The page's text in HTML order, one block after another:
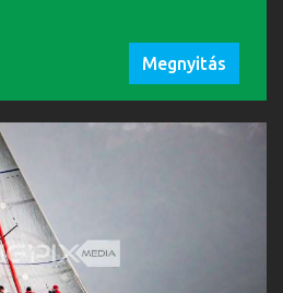
Megnyitás